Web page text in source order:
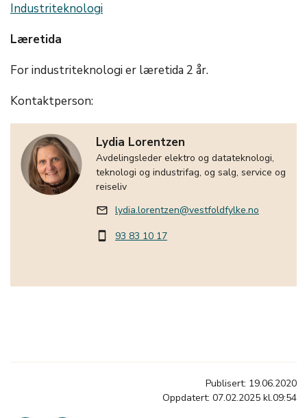
Industriteknologi
Læretida
For industriteknologi er læretida 2 år.
Kontaktperson:
Lydia Lorentzen
Avdelingsleder elektro og datateknologi,
teknologi og industrifag, og salg, service og
reiseliv
mail_outline lydia.lorentzen@vestfoldfylke.no
smartphone 93 83 10 17
Publisert: 19.06.2020
Oppdatert: 07.02.2025 kl.09:54